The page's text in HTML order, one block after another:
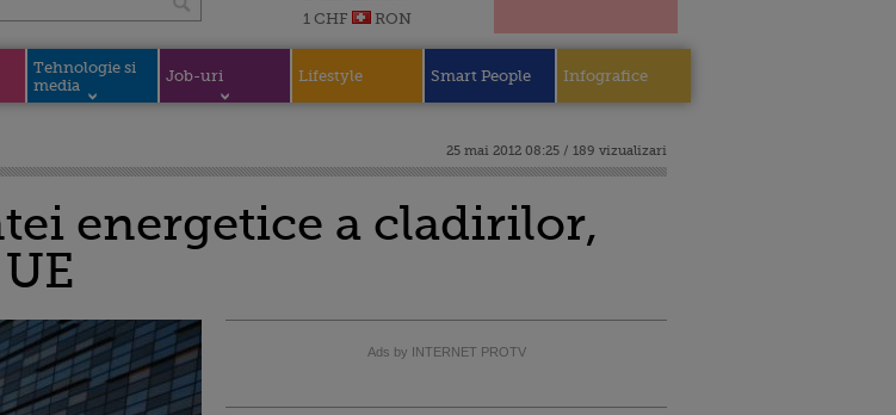
1 CHF
RON
Tehnologie si
media
Job-uri Lifestyle Smart People Infografice
25 mai 2012 08:25 / 189 vizualizari
energetice a cladirilor,
Ads by INTERNET PROTV